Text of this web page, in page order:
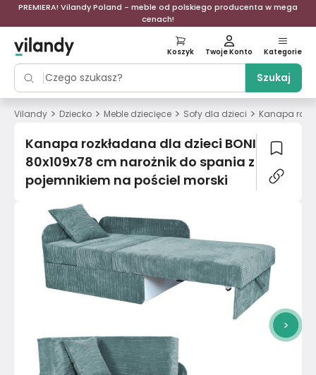
PREMIERA! Vilandy Poland - meble od polskiego producenta w mega
cenach!
Szukaj
Koszyk Twoje Konto Kategorie
Vilandy > Dziecko > Meble dziecięce > Sofy dla dzieci > Kanapa
Kanapa rozkładana dla dzieci BONI
80x109x78 cm narożnik do spania z
pojemnikiem na pościel morski
>